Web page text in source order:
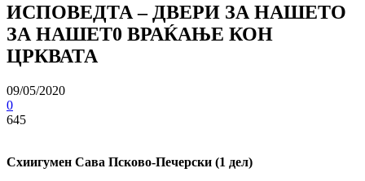
ИСПОВЕДТА – ДВЕРИ ЗА НАШЕТО
ЗА НАШЕТ0 ВРАЌАЊЕ КОН
ЦРКВАТА
09/05/2020
0
645
Схиигумен Сава Псково-Печерски (1 дел)